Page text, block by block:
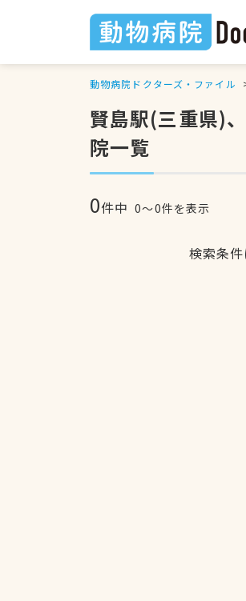
動物病院ドクターズ・ファイル
賢島駅(三重県)
院一覧
0件中 0〜0件を表示
検索条